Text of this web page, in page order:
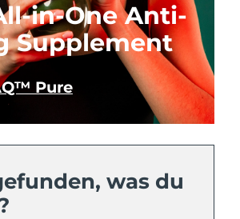
in-One Anti-
Supplement
Pure
was du